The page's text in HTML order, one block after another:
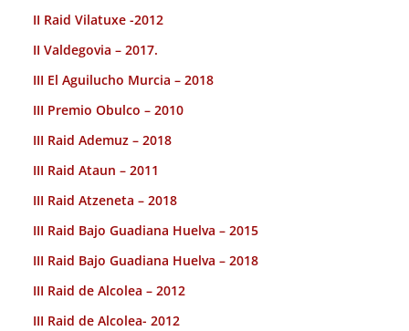
II Raid Vilatuxe -2012
II Valdegovia – 2017.
III El Aguilucho Murcia – 2018
III Premio Obulco – 2010
III Raid Ademuz – 2018
III Raid Ataun – 2011
III Raid Atzeneta – 2018
III Raid Bajo Guadiana Huelva – 2015
III Raid Bajo Guadiana Huelva – 2018
III Raid de Alcolea – 2012
III Raid de Alcolea- 2012